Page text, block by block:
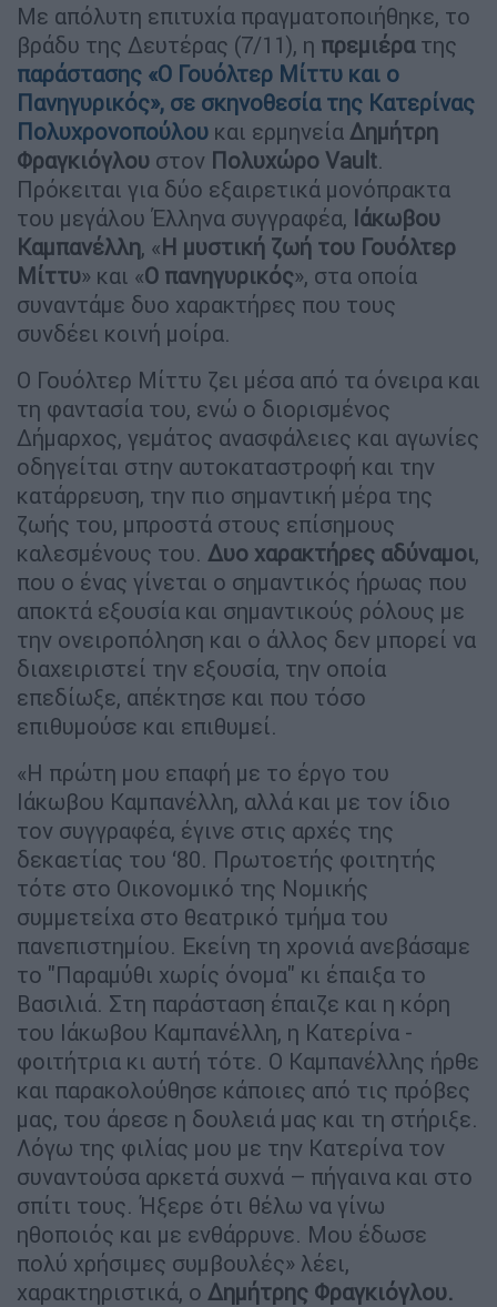
Με απόλυτη επιτυχία πραγματοποιήθηκε, το
βράδυ της Δευτέρας (7/11), η πρεμιέρατης
παράστασης «Ο Γουόλτερ Μίττυ και ο
Πανηγυρικός», σε σκηνοθεσία της Κατερίνας
Πολυχρονοπούλου και ερμηνεία Δημήτρη
Φραγκιόγλου στον Πολυχώρο Vault.
Πρόκειται για δύο εξαιρετικά μονόπρακτα
του μεγάλου Έλληνα συγγραφέα, Ιάκωβου
Καμπανέλλη, «Η μυστική ζωή του Γουόλτερ
Μίττυ» και «Ο πανηγυρικός», στα οποία
συναντάμε δυο χαρακτήρες που τους
συνδέει κοινή μοίρα.
Ο Γουόλτερ Μίττυ ζει μέσα από τα όνειρα και
τη φαντασία του, ενώ ο διορισμένος
Δήμαρχος, γεμάτος ανασφάλειες και αγωνίες
οδηγείται στην αυτοκαταστροφή και την
κατάρρευση, την πιο σημαντική μέρα της
ζωής του, μπροστά στους επίσημους
καλεσμένους του. Δυο χαρακτήρες αδύναμοι,
που ο ένας γίνεται ο σημαντικός ήρωας που
αποκτά εξουσία και σημαντικούς ρόλους με
την ονειροπόληση και ο άλλος δεν μπορεί να
διαχειριστεί την εξουσία, την οποία
επεδίωξε, απέκτησε και που τόσο
επιθυμούσε και επιθυμεί.
«Η πρώτη μου επαφή με το έργο του
Ιάκωβου Καμπανέλλη, αλλά και με τον ίδιο
τον συγγραφέα, έγινε στις αρχές της
δεκαετίας του ‘80. Πρωτοετής φοιτητής
τότε στο Οικονομικό της Νομικής
συμμετείχα στο θεατρικό τμήμα του
πανεπιστημίου. Εκείνη τη χρονιά ανεβάσαμε
το "Παραμύθι χωρίς όνομα" κι έπαιξα το
Βασιλιά. Στη παράσταση έπαιζε και η κόρη
του Ιάκωβου Καμπανέλλη, η Κατερίνα -
φοιτήτρια κι αυτή τότε. Ο Καμπανέλλης ήρθε
και παρακολούθησε κάποιες από τις πρόβες
μας, του άρεσε η δουλειά μας και τη στήριξε.
Λόγω της φιλίας μου με την Κατερίνα τον
συναντούσα αρκετά συχνά – πήγαινα και στο
σπίτι τους. Ήξερε ότι θέλω να γίνω
ηθοποιός και με ενθάρρυνε. Μου έδωσε
πολύ χρήσιμες συμβουλές» λέει,
χαρακτηριστικά, ο Δημήτρης Φραγκιόγλου.